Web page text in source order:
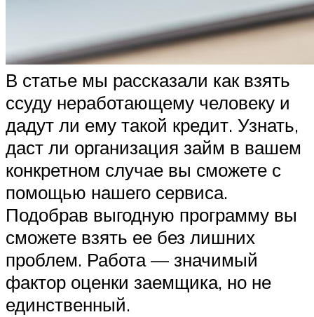
В статье мы рассказали как взять
ссуду неработающему человеку и
дадут ли ему такой кредит. Узнать,
даст ли организация займ в вашем
конкретном случае вы сможете с
помощью нашего сервиса.
Подобрав выгодную программу вы
сможете взять ее без лишних
проблем. Работа — значимый
фактор оценки заемщика, но не
единственный.